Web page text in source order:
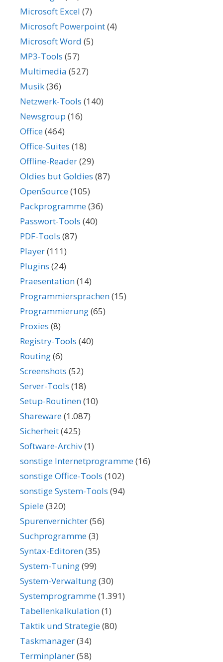
Microsoft Excel (7)
Microsoft Powerpoint(4)
Microsoft Word (5)
MP3-Tools (57)
Multimedia (527)
Musik(36)
Netzwerk-Tools (140)
Newsgroup (16)
Office(464)
Office-Suites (18)
Offline-Reader(29)
Oldies but Goldies (87)
OpenSource(105)
Packprogramme(36)
Passwort-Tools (40)
PDF-Tools (87)
Player(111)
Plugins (24)
Praesentation(14)
Programmiersprachen(15)
Programmierung(65)
Proxies (8)
Registry-Tools (40)
Routing(6)
Screenshots (52)
Server-Tools (18)
Setup-Routinen(10)
Shareware(1.087)
Sicherheit(425)
Software-Archiv(1)
sonstige Internetprogramme(16)
sonstige Office-Tools (102)
sonstige System-Tools (94)
Spiele(320)
Spurenvernichter(56)
Suchprogramme(3)
Syntax-Editoren(35)
System-Tuning(99)
System-Verwaltung(30)
Systemprogramme(1.391)
Tabellenkalkulation(1)
Taktik und Strategie(80)
Taskmanager(34)
Terminplaner(58)